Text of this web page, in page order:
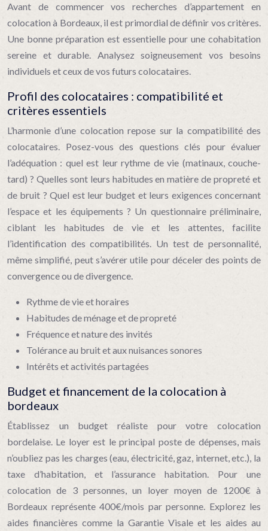
Avant de commencer vos recherches d’appartement en
colocation à Bordeaux, il est primordial de définir vos critères.
Une bonne préparation est essentielle pour une cohabitation
sereine et durable. Analysez soigneusement vos besoins
individuels et ceux de vos futurs colocataires.
Profil des colocataires : compatibilité et
critères essentiels
L’harmonie d’une colocation repose sur la compatibilité des
colocataires. Posez-vous des questions clés pour évaluer
l’adéquation : quel est leur rythme de vie (matinaux, couche-
tard) ? Quelles sont leurs habitudes en matière de propreté et
de bruit ? Quel est leur budget et leurs exigences concernant
l’espace et les équipements ? Un questionnaire préliminaire,
ciblant les habitudes de vie et les attentes, facilite
l’identification des compatibilités. Un test de personnalité,
même simplifié, peut s’avérer utile pour déceler des points de
convergence ou de divergence.
Rythme de vie et horaires
Habitudes de ménage et de propreté
Fréquence et nature des invités
Tolérance au bruit et aux nuisances sonores
Intérêts et activités partagées
Budget et financement de la colocation à
bordeaux
Établissez un budget réaliste pour votre colocation
bordelaise. Le loyer est le principal poste de dépenses, mais
n’oubliez pas les charges (eau, électricité, gaz, internet, etc.), la
taxe d’habitation, et l’assurance habitation. Pour une
colocation de 3 personnes, un loyer moyen de 1200€ à
Bordeaux représente 400€/mois par personne. Explorez les
aides financières comme la Garantie Visale et les aides au